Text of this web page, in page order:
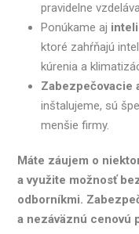
pravidelne
Ponúkame aj
ktoré zahŕňajú
kúrenia a
Zabezpečovacie
inštalujeme, sú
menšie firmy.
Máte záujem o
a využite možnosť
odborníkmi.
a nezáväznú cenovú